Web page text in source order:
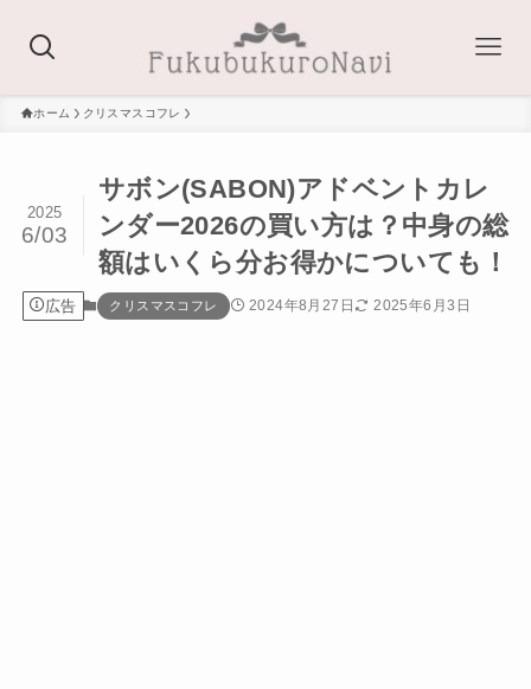
ホーム クリスマスコフレ
サボン(SABON)アドベントカレ
ンダー2026の買い方は？中身の総
額はいくら分お得かについても！
2025
6/03
広告 クリスマスコフレ 2024年8月27日 2025年6月3日